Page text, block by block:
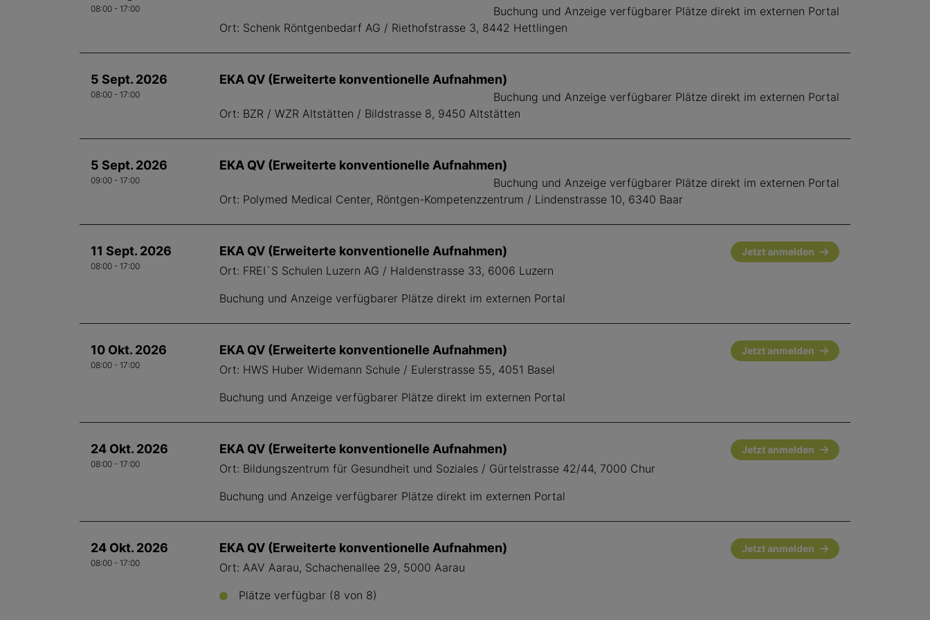
08:00 - 17:00
Buchung und Anzeige verfügbarer Plätze direkt im externen Portal
Ort: Schenk Röntgenbedarf AG / Riethofstrasse 3, 8442 Hettlingen
5 Sept. 2026
08:00 - 17:00
EKA QV (Erweiterte konventionelle Aufnahmen)
Buchung und Anzeige verfügbarer Plätze direkt im externen Portal
Ort: BZR / WZR Altstätten / Bildstrasse 8, 9450 Altstätten
5 Sept. 2026
09:00 - 17:00
EKA QV (Erweiterte konventionelle Aufnahmen)
Buchung und Anzeige verfügbarer Plätze direkt im externen Portal
Ort: Polymed Medical Center, Röntgen-Kompetenzzentrum / Lindenstrasse 10, 6340 Baar
11 Sept. 2026
08:00 - 17:00
EKA QV (Erweiterte konventionelle Aufnahmen) Jetzt anmelden
Ort: FREI`S Schulen Luzern AG / Haldenstrasse 33, 6006 Luzern
Buchung und Anzeige verfügbarer Plätze direkt im externen Portal
10 Okt. 2026
08:00 - 17:00
EKA QV (Erweiterte konventionelle Aufnahmen) Jetzt anmelden
Ort: HWS Huber Widemann Schule / Eulerstrasse 55, 4051 Basel
Buchung und Anzeige verfügbarer Plätze direkt im externen Portal
24 Okt. 2026
08:00 - 17:00
EKA QV (Erweiterte konventionelle Aufnahmen) Jetzt anmelden
Ort: Bildungszentrum für Gesundheit und Soziales / Gürtelstrasse 42/44, 7000 Chur
Buchung und Anzeige verfügbarer Plätze direkt im externen Portal
24 Okt. 2026
08:00 - 17:00
EKA QV (Erweiterte konventionelle Aufnahmen) Jetzt anmelden
Ort: AAV Aarau, Schachenallee 29, 5000 Aarau
Plätze verfügbar (8 von 8)